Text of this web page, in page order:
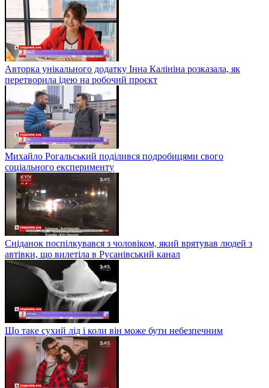
Авторка унікального додатку Інна Калініна розказала, як
перетворила ідею на робочий проєкт
Михайло Рогальський поділився подробицями свого
соціального експерименту
Сніданок поспілкувався з чоловіком, який врятував людей з
автівки, що вилетіла в Русанівський канал
Що таке сухий лід і коли він може бути небезпечним